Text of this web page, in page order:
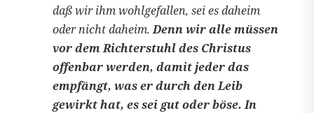
daß wir ihm wohlgefallen, sei es daheim
oder nicht daheim.Denn wir alle müssen
vor dem Richterstuhl des Christus
offenbar werden, damit jeder das
empfängt, was er durch den Leib
gewirkt hat, es sei gut oder böse. In